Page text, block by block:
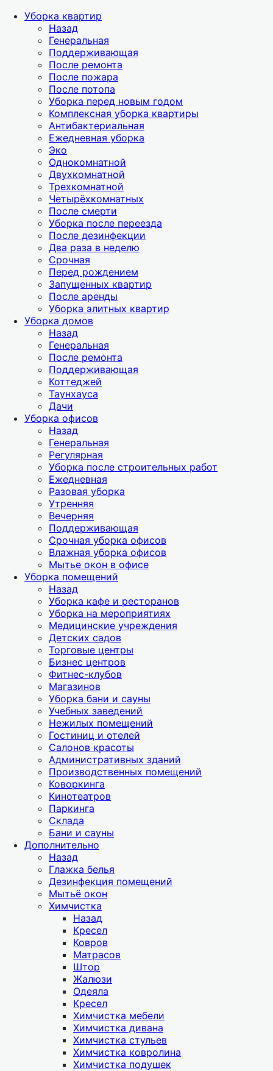
Уборка квартир
Назад
Генеральная
Поддерживающая
После ремонта
После пожара
После потопа
Уборка перед новым годом
Комплексная уборка квартиры
Антибактериальная
Ежедневная уборка
Эко
Однокомнатной
Двухкомнатной
Трехкомнатной
Четырёхкомнатных
После смерти
Уборка после переезда
После дезинфекции
Два раза в неделю
Срочная
Перед рождением
Запущенных квартир
После аренды
Уборка элитных квартир
Уборка домов
Назад
Генеральная
После ремонта
Поддерживающая
Коттеджей
Таунхауса
Дачи
Уборка офисов
Назад
Генеральная
Регулярная
Уборка после строительных работ
Ежедневная
Разовая уборка
Утренняя
Вечерняя
Поддерживающая
Срочная уборка офисов
Влажная уборка офисов
Мытье окон в офисе
Уборка помещений
Назад
Уборка кафе и ресторанов
Уборка на мероприятиях
Медицинские учреждения
Детских садов
Торговые центры
Бизнес центров
Фитнес-клубов
Магазинов
Уборка бани и сауны
Учебных заведений
Нежилых помещений
Гостиниц и отелей
Салонов красоты
Административных зданий
Производственных помещений
Коворкинга
Кинотеатров
Паркинга
Склада
Бани и сауны
Дополнительно
Назад
Глажка белья
Дезинфекция помещений
Мытьё окон
Химчистка
Назад
Кресел
Ковров
Матрасов
Штор
Жалюзи
Одеяла
Кресел
Химчистка мебели
Химчистка дивана
Химчистка стульев
Химчистка ковролина
Химчистка подушек